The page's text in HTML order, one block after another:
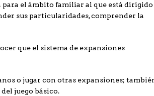
para el ámbito familiar al que está dirigido
sus particularidades, comprender la
que el sistema de expansiones
o jugar con otras expansiones;
juego básico.